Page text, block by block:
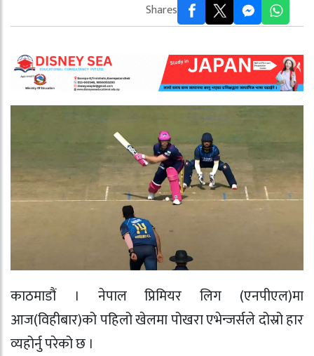
Shares
काठमाडौं । नेपाल प्रिमियर लिग (एनपीएल)मा
आज(विहीबार)को पहिलो खेलमा पोखरा एभेन्जर्सले दोस्रो हार
व्यहोर्नु परेको छ ।